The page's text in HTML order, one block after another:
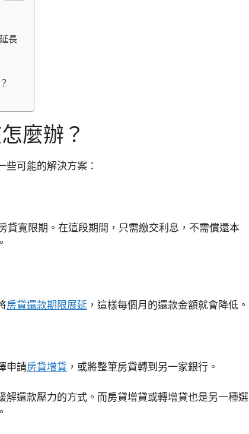
長
麼辦？
可能的解決方案：
貸寬限期。在這段期間，只需繳交利息，不需償還本
房貸還款期限展延 ，這樣每個月的還款金額就會降低。
申請房貸增貸 ，或將整筆房貸轉到另一家銀行。
解還款壓力的方式。而房貸增貸或轉增貸也是另一種選